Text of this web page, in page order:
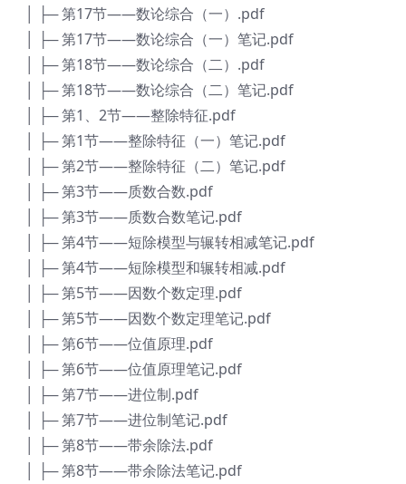
│ ├─ 第17节——数论综合（一）.pdf
│ ├─ 第17节——数论综合（一）笔记.pdf
│ ├─ 第18节——数论综合（二）.pdf
│ ├─ 第18节——数论综合（二）笔记.pdf
│ ├─ 第1、2节——整除特征.pdf
│ ├─ 第1节——整除特征（一）笔记.pdf
│ ├─ 第2节——整除特征（二）笔记.pdf
│ ├─ 第3节——质数合数.pdf
│ ├─ 第3节——质数合数笔记.pdf
│ ├─ 第4节——短除模型与辗转相减笔记.pdf
│ ├─ 第4节——短除模型和辗转相减.pdf
│ ├─ 第5节——因数个数定理.pdf
│ ├─ 第5节——因数个数定理笔记.pdf
│ ├─ 第6节——位值原理.pdf
│ ├─ 第6节——位值原理笔记.pdf
│ ├─ 第7节——进位制.pdf
│ ├─ 第7节——进位制笔记.pdf
│ ├─ 第8节——带余除法.pdf
│ ├─ 第8节——带余除法笔记.pdf